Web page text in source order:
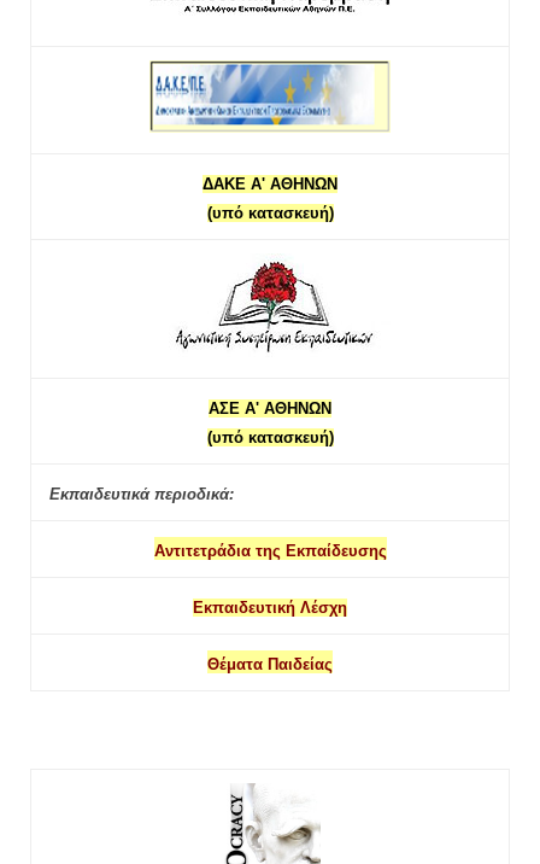
ΔΑΚΕ Α' ΑΘΗΝΩΝ
(υπό κατασκευή)
ΑΣΕ Α' ΑΘΗΝΩΝ
(υπό κατασκευή)
Εκπαιδευτικά περιοδικά:
Αντιτετράδια της Εκπαίδευσης
Εκπαιδευτική Λέσχη
Θέματα Παιδείας